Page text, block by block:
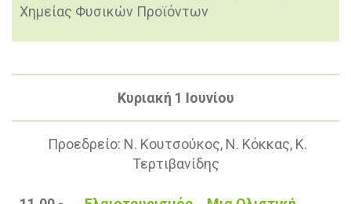
Χημείας Φυσικών Προϊόντων
Κυριακή 1 Ιουνίου
Προεδρείο: Ν. Κουτσούκος, Ν. Κόκκας, Κ.
Τερτιβανίδης